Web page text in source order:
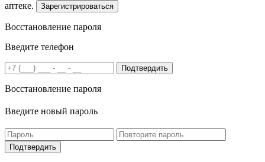
аптеке.
Зарегистрироваться
Восстановление пароля
Введите телефон
Подтвердить
Восстановление пароля
Введите новый пароль